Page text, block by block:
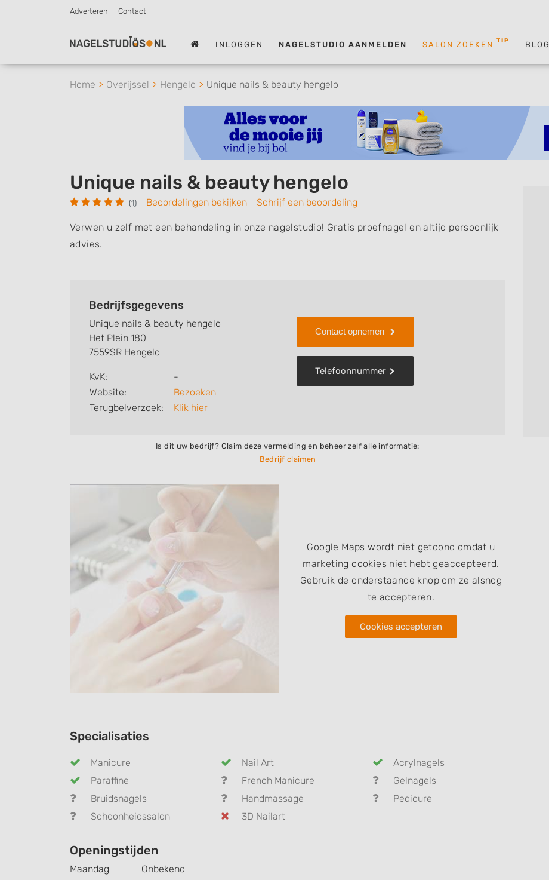
Adverteren Contact
INLOGGEN NAGELSTUDIO AANMELDEN SALON ZOEKEN TIP BLOG
Home Overijssel Hengelo Unique nails & beauty hengelo
Unique nails & beauty hengelo
(1) Beoordelingen bekijken Schrijf een beoordeling
Verwen u zelf met een behandeling in onze nagelstudio! Gratis proefnagel en altijd persoonlijk
advies.
Bedrijfsgegevens
Unique nails & beauty hengelo
Het Plein 180
7559SR Hengelo
KvK:
-
Website:
Bezoeken
Terugbelverzoek:
Klik hier
Contact opnemen
Telefoonnummer
Is dit uw bedrijf? Claim deze vermelding en beheer zelf alle informatie:
Bedrijf claimen
Google Maps wordt niet getoond omdat u
marketing cookies niet hebt geaccepteerd.
Gebruik de onderstaande knop om ze alsnog
te accepteren.
Cookies accepteren
Specialisaties
Manicure Nail Art
Acrylnagels
Paraffine
French Manicure
Gelnagels
Bruidsnagels
Handmassage
Pedicure
Schoonheidssalon
3D Nailart
Openingstijden
Maandag
Onbekend